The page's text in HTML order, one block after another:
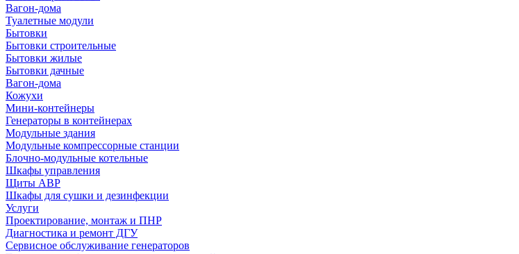
Вагон-дома
Туалетные модули
Бытовки
Бытовки строительные
Бытовки жилые
Бытовки дачные
Вагон-дома
Кожухи
Мини-контейнеры
Генераторы в контейнерах
Модульные здания
Модульные компрессорные станции
Блочно-модульные котельные
Шкафы управления
Щиты АВР
Шкафы для сушки и дезинфекции
Услуги
Проектирование, монтаж и ПНР
Диагностика и ремонт ДГУ
Сервисное обслуживание генераторов